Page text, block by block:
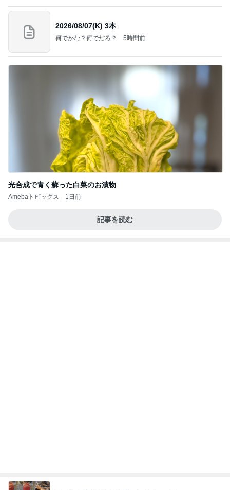
2026/08/07(K) 3本
何でかな？何でだろ？ 5時間前
光合成で青く蘇った白菜のお漬物
Amebaトピックス 1日前
記事を読む